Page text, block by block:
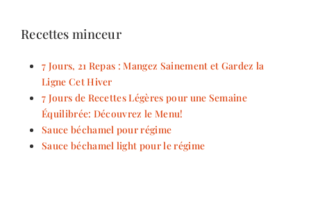
Recettes minceur
7 Jours, 21 Repas : Mangez Sainement et Gardez la
Ligne Cet Hiver
7 Jours de Recettes Légères pour une Semaine
Équilibrée: Découvrez le Menu!
Sauce béchamel pour régime
Sauce béchamel light pour le régime